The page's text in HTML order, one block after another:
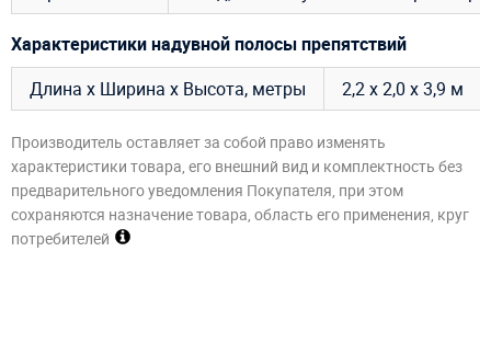
Характеристики надувной полосы препятствий
Длина х Ширина х Высота, метры
2,2 х 2,0 х 3,9 м
Производитель оставляет за собой право изменять
характеристики товара, его внешний вид и комплектность без
предварительного уведомления Покупателя, при этом
сохраняются назначение товара, область его применения, круг
потребителей